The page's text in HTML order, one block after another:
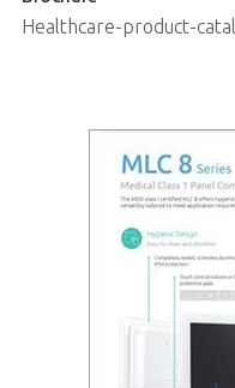
Healthcare-product-